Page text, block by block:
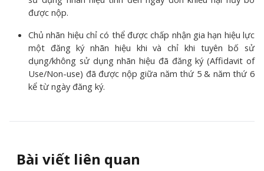
được nộp.
Chủ nhãn hiệu chỉ có thể được chấp nhận gia hạn hiệu lực
một đăng ký nhãn hiệu khi và chỉ khi tuyên bố sử
dụng/không sử dụng nhãn hiệu đã đăng ký (Affidavit of
Use/Non-use) đã được nộp giữa năm thứ 5 & năm thứ 6
kể từ ngày đăng ký.
Bài viết liên quan